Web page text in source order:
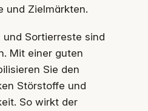
und Zielmärkten.
und Sortierreste sind
Mit einer guten
Sie den
Störstoffe und
So wirkt der